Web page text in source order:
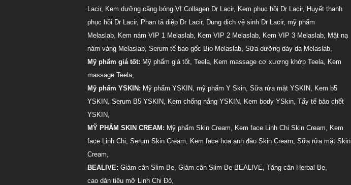
Lacir, Kem dưỡng căng bóng VI Collagen Dr Lacir, Kem phục hồi Dr Lacir, Huyết thanh
phục hồi Dr Lacir, Phan tả diệp Dr Lacir, Dung dịch vệ sinh Dr Lacir, mỹ phẩm
Melaslab, Kem nám VIP 1 Melaslab, Kem VIP 2 Melaslab, Kem VIP 3 Melaslab, Mặt nạ
nám vàng Melaslab, Serum tế bào gốc Bio Melaslab, Sữa dưỡng dày da Melaslab,
Mỹ phẩm giá tốt: Mỹ phẩm giá tốt, Teela, Kem massage cơ xương khớp Teela, Kem
massage Teela,
Mỹ phẩm YSKIN: Mỹ phẩm YSKIN, mỹ phẩm Y Skin, Sữa rửa mặt YSKIN, Kem b5
YSKIN, Serum B5 YSKIN, Kem chống nắng YSKIN, Kem body YSkin, Tẩy tế bào chết
YSKIN,
MỸ PHẨM SKIN CREAM: Mỹ phẩm Skin Cream, Kem face Linh Chi Skin Cream, Kem
face Linh Chi, Serum Skin Cream, Kem face hoa anh đào Skin Cream, Sữa rửa mặt Skin
Cream,
BEALIVE: Giảm cân Slim Be, Giảm cân Slim Be BEALIVE, Tăng cân Herbal Be,
cao dán tiêu mỡ Linh Chi Đỏ,